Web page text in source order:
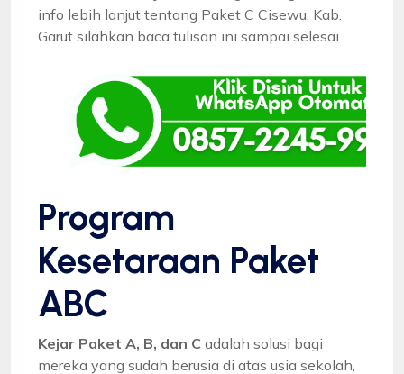
info lebih lanjut tentang Paket C Cisewu, Kab.
Garut silahkan baca tulisan ini sampai selesai
Program
Kesetaraan Paket
ABC
Kejar Paket A, B, dan C adalah solusi bagi
mereka yang sudah berusia di atas usia sekolah,